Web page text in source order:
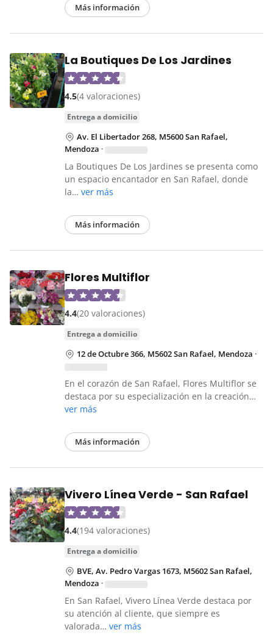
Más información
La Boutiques De Los Jardines
4.5(4 valoraciones)
entrega a domicilio
Av. El Libertador 268, M5600 San Rafael,
Mendoza ·
La Boutiques De Los Jardines se presenta como
un espacio encantador en San Rafael, donde
la… ver más
Más información
Flores Multiflor
4.4(20 valoraciones)
entrega a domicilio
12 de Octubre 366, M5602 San Rafael, Mendoza ·
En el corazón de San Rafael, Flores Multiflor se
destaca por su especialización en la creación…
ver más
Más información
Vivero Línea Verde - San Rafael
4.4(194 valoraciones)
entrega a domicilio
BVE, Av. Pedro Vargas 1673, M5602 San Rafael,
Mendoza ·
En San Rafael, Vivero Línea Verde destaca por
su atención al cliente, que siempre es
valorada… ver más